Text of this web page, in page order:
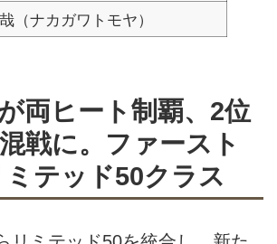
（ナカガワトモヤ）
両ヒート制覇、2位
戦に。ファースト
ミテッド50クラス